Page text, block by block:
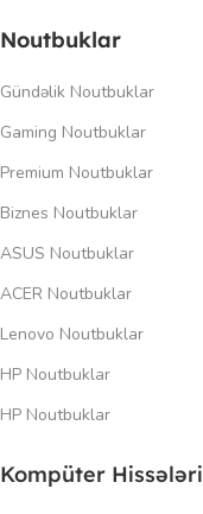
Noutbuklar
Gündəlik Noutbuklar
Gaming Noutbuklar
Premium Noutbuklar
Biznes Noutbuklar
ASUS Noutbuklar
ACER Noutbuklar
Lenovo Noutbuklar
HP Noutbuklar
HP Noutbuklar
Kompüter Hissələri